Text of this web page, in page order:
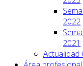
2022
2021
Actualidad